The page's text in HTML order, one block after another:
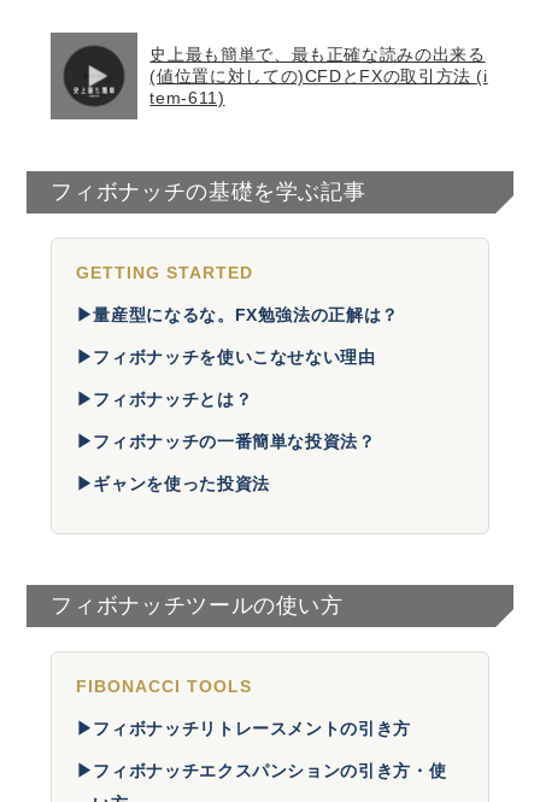
史上最も簡単で、最も正確な読みの出来る
(値位置に対しての)CFDとFXの取引方法 (i
tem-611)
フィボナッチの基礎を学ぶ記事
GETTING STARTED
▶量産型になるな。FX勉強法の正解は？
▶フィボナッチを使いこなせない理由
▶フィボナッチとは？
▶フィボナッチの一番簡単な投資法？
▶ギャンを使った投資法
フィボナッチツールの使い方
FIBONACCI TOOLS
▶フィボナッチリトレースメントの引き方
▶フィボナッチエクスパンションの引き方・使